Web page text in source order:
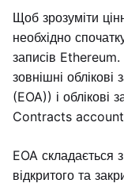
Щоб зрозуміти
необхідно
записів
зовнішні
(EOA)) і облікові
Contracts
EOA складається
відкритого та